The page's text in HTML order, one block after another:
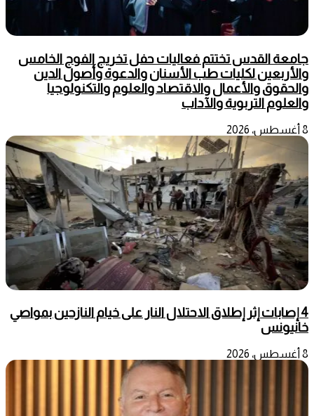
جامعة القدس تختتم فعاليات حفل تخريج الفوج الخامس
والأربعين لكليات طب الأسنان والدعوة وأصول الدين
والحقوق والأعمال والاقتصاد والعلوم والتكنولوجيا
والعلوم التربوية والآداب
8 أغسطس، 2026
4 إصابات إثر إطلاق الاحتلال النار على خيام النازحين بمواصي
خانيونس
8 أغسطس، 2026